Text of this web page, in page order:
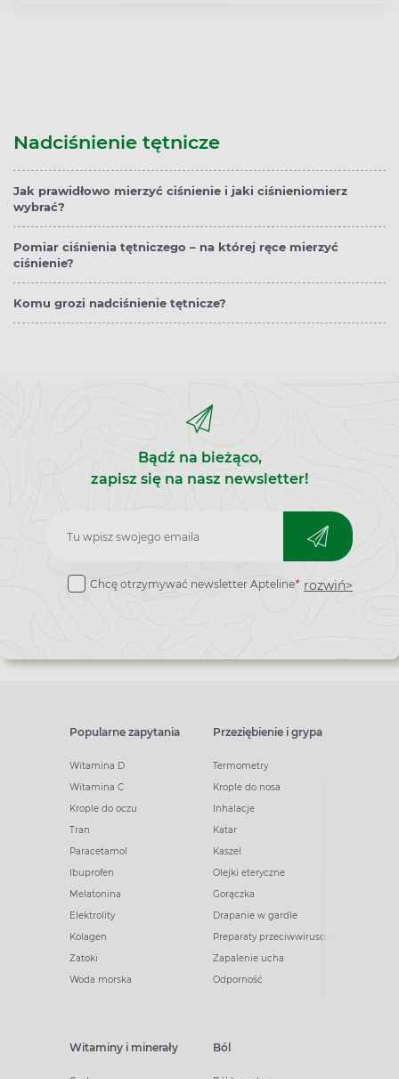
Nadciśnienie tętnicze
Jak prawidłowo mierzyć ciśnienie i jaki ciśnieniomierz
wybrać?
Pomiar ciśnienia tętniczego – na której ręce mierzyć
ciśnienie?
Komu grozi nadciśnienie tętnicze?
Bądź na bieżąco,
zapisz się na nasz newsletter!
Zapisz
do
Chcę otrzymywać newsletter Apteline* rozwiń>
Popularne zapytania
Witamina D
Witamina C
Krople do oczu
Tran
Paracetamol
Ibuprofen
Melatonina
Elektrolity
Kolagen
Zatoki
Woda morska
Przeziębienie i grypa
Termometry
Krople do nosa
Inhalacje
Katar
Kaszel
Olejki eteryczne
Gorączka
Drapanie w gardle
Preparaty przeciwwirusowe
Zapalenie ucha
Odporność
Witaminy i minerały Ból